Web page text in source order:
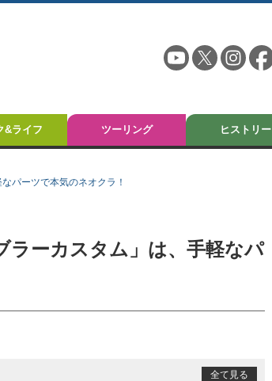
&ライフ ツーリング ヒストリー
パーツで本気のネオクラ！
ラーカスタム」は、手軽なパ
全て見る